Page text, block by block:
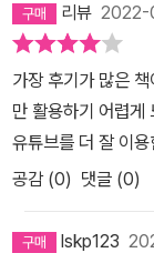
리뷰
가장 후기가 많은
만 활용하기 어렵게
유튜브를 더 잘 이
공감 (0) 댓글 (0)
lskp123